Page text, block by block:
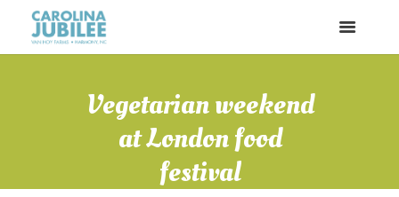
Vegetarian weekend
at London food
festival